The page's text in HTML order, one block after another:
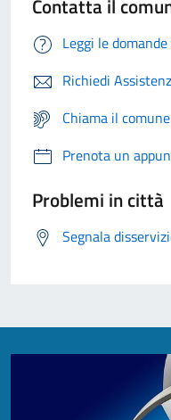
Contatta il
Leggi le
Richiedi
Chiama il
Prenota un
Problemi in città
Segnala